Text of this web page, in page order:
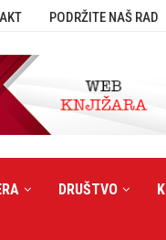
PODRŽITE NAŠ RAD
DRUŠTVO